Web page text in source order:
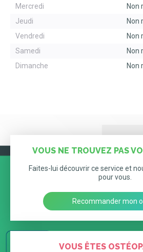
Mercredi
Non
Jeudi
Non
Vendredi
Non
Samedi
Non
Dimanche
Non
VOUS NE TROUVEZ PAS
Faites-lui découvrir ce service et
pour vous.
Recommander mon
VOUS ÊTES